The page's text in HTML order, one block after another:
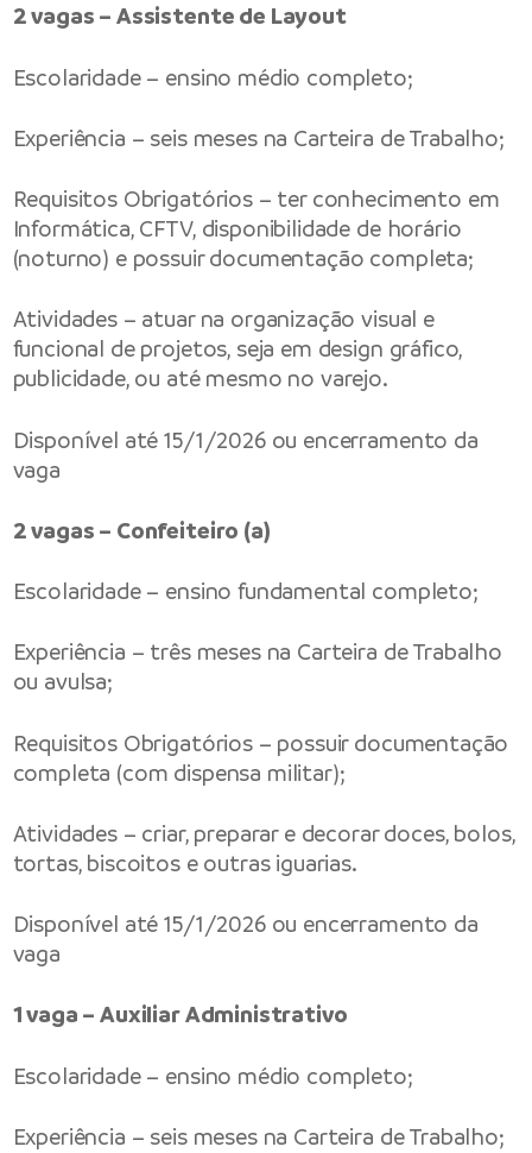
2 vagas – Assistente de Layout
Escolaridade – ensino médio completo;
Experiência – seis meses na Carteira de Trabalho;
Requisitos Obrigatórios – ter conhecimento em
Informática, CFTV, disponibilidade de horário
(noturno) e possuir documentação completa;
Atividades – atuar na organização visual e
funcional de projetos, seja em design gráfico,
publicidade, ou até mesmo no varejo.
Disponível até 15/1/2026 ou encerramento da
vaga
2 vagas – Confeiteiro (a)
Escolaridade – ensino fundamental completo;
Experiência – três meses na Carteira de Trabalho
ou avulsa;
Requisitos Obrigatórios – possuir documentação
completa (com dispensa militar);
Atividades – criar, preparar e decorar doces, bolos,
tortas, biscoitos e outras iguarias.
Disponível até 15/1/2026 ou encerramento da
vaga
1 vaga – Auxiliar Administrativo
Escolaridade – ensino médio completo;
Experiência – seis meses na Carteira de Trabalho;